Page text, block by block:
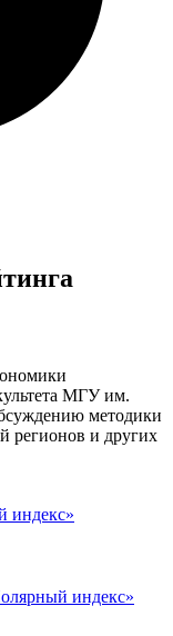
МГУ им.
методики
регионов и других
индекс»
индекс»